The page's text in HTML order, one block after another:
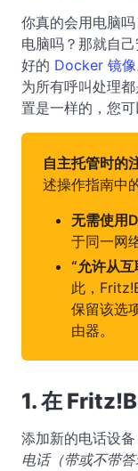
你真的会用电脑
电脑吗？那就自
好的 Docker 镜像
为所有呼叫处理
置是一样的，您可
自主托管时的
述操作指南中
无需使用
于同一网
“允许从互
此，
保留该选
由器。
1. 在
添加新的电话设备
电话（带或不带